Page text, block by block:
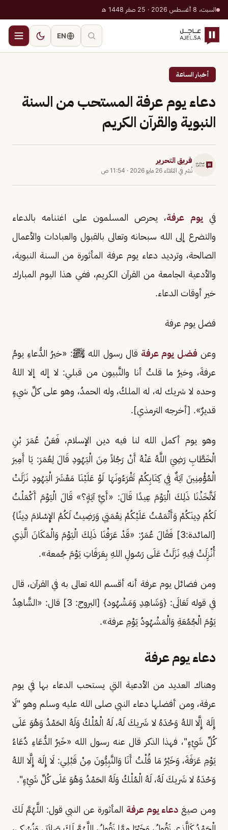
السبت، 8 أغسطس 2026 · 25 صفر 1448 هـ
EN
أخبار الساعة
دعاء يوم عرفة المستحب من السنة
النبوية والقرآن الكريم
فريق التحرير
نُشر في الثلاثاء 26 مايو 2026 · 11:54 ص
في يوم عرفة، يحرص المسلمون على اغتنامه بالدعاء
والتضرع إلى الله سبحانه وتعالى بالقبول والعبادات والأعمال
الصالحة، وترديد دعاء يوم عرفة المأثورة من السنة النبوية،
والأدعية الجامعة من القرآن الكريم، ففي هذا اليوم المبارك
خير أوقات الدعاء.
فضل يوم عرفة
وعن فضل يوم عرفة قال رسول الله ﷺ: «خيرُ الدُّعاءِ يومُ
عرفةَ، وخيرُ ما قلتُ أنا والنَّبيون من قبلي: لا إله إلا اللهُ
وحده لا شريك له، له الملكُ، وله الحمدُ، وهو على كلِّ شيءٍ
قديرٌ». [أخرجه الترمذي].
وهو يوم أكمل الله لنا فيه دين الإسلام، فَعَنْ عُمَرَ بْنِ
الْخَطَّابِ رَضِيَ اللَّهُ عَنْهُ أَنْ رَجُلاً مِنَ الْيَهُودِ قَالَ لِعُمَرَ: يَا أَمِيرَ
الْمُؤْمِنِينَ آيَةٌ فِي كِتَابِكُمْ تَقْرَءُونَهَا لَوْ عَلَيْنَا مَعْشَرَ الْيَهُودِ نَزَلَتْ
لَاتَّخَذْنَا ذَلِكَ الْيَوْمَ عِيدًا قَالَ: «أَيَّ آيَةٍ؟» قَالَ الْيَوْمَ أَكْمَلْتُ
لَكُمْ دِينَكُمْ وَأَتْمَمْتُ عَلَيْكُمْ نِعْمَتِي وَرَضِيتُ لَكُمُ الإِسْلامَ دِينًا}
[المائدة:3] فَقَالَ عُمَرُ: «قَدْ عَرَفْنَا ذَلِكَ الْيَوْمَ وَالْمَكَانَ الَّذِي
أُنْزِلَتْ فِيهِ نَزَلَتْ عَلَى رَسُولِ اللهِ بِعَرَفَاتِ يَوْمَ جُمعة».
ومن فضائل يوم عرفة أنه أقسم الله تعالى به في القرآن، قال
في قوله تَعَالَى: {وَشَاهِدِ وَمَشْهُود} [البروج: 3] قال: «الشَّاهِدُ
يَوْمَ الْجُمُعَةِ وَالْمَشْهُودُ يَوْمِ عرفة».
دعاء يوم عرفة
وهناك العديد من الأدعية التي يستحب الدعاء بها في يوم
عرفة، ومن أفضلها دعاء النبي صلى الله عليه وسلم وهو "لَا
إِلَهَ إِلَّا اللهُ وَحْدَهُ لا شَريكَ لَهُ، لَهُ الْمُلْكُ وَلَهُ الحَمْدُ وَهُوَ عَلَى
كُلِّ شَيْءٍ"، فهذا الذكر قال عنه رسول الله «خَيرُ الدُّعَاءِ دُعَاءُ
يَوْمِ عَرَفَةَ، وَخَيْرُ مَا قُلْتُ أَنَا وَالنَّبِيُّونَ مِنْ قَبْلِي: لَا إِلَهَ إِلَّا اللهُ
وَحْدَهُ لا شَريكَ لَهُ، لَهُ الْمُلْكُ وَلَهُ الحَمْدُ وَهُوَ عَلَى كُلِّ شَيْءٍ".
ومن صيغ دعاء يوم عرفة المأثورة عن النبي قول: اللَّهُمَّ لَكَ